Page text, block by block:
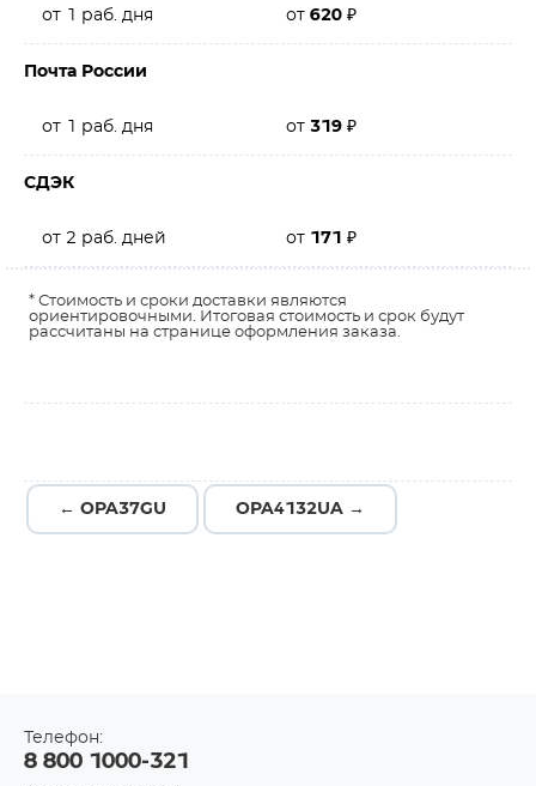
от 1 раб. дня от 620 ₽
Почта России
от 1 раб. дня от 319 ₽
СДЭК
от 2 раб. дней от 171 ₽
* Стоимость и сроки доставки являются
ориентировочными. Итоговая стоимость и срок будут
рассчитаны на странице оформления заказа.
← OPA37GU OPA4132UA →
Телефон:
8 800 1000-321